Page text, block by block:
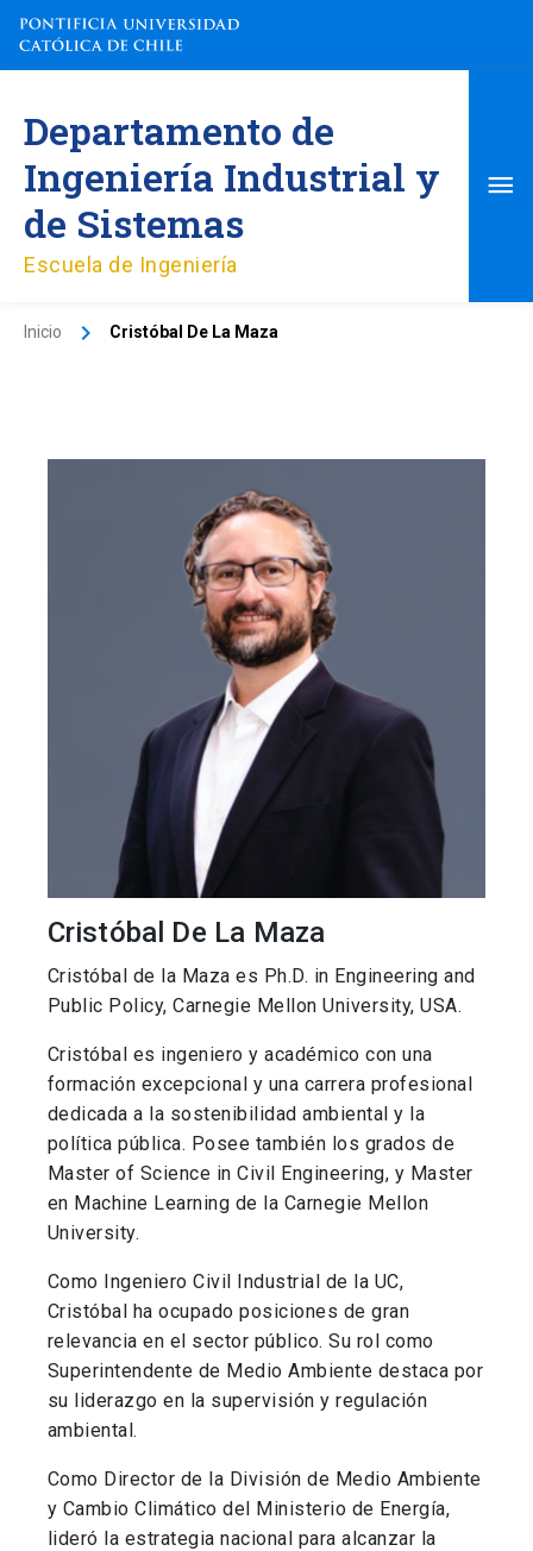
contenido
Departamento de
Ingeniería Industrial y
de Sistemas
Escuela de Ingeniería
Inicio Cristóbal De La Maza
Cristóbal De La Maza
Cristóbal de la Maza es Ph.D. in Engineering and
Public Policy, Carnegie Mellon University, USA.
Cristóbal es ingeniero y académico con una
formación excepcional y una carrera profesional
dedicada a la sostenibilidad ambiental y la
política pública. Posee también los grados de
Master of Science in Civil Engineering, y Master
en Machine Learning de la Carnegie Mellon
University.
Como Ingeniero Civil Industrial de la UC,
Cristóbal ha ocupado posiciones de gran
relevancia en el sector público. Su rol como
Superintendente de Medio Ambiente destaca por
su liderazgo en la supervisión y regulación
ambiental.
Como Director de la División de Medio Ambiente
y Cambio Climático del Ministerio de Energía,
lideró la estrategia nacional para alcanzar la